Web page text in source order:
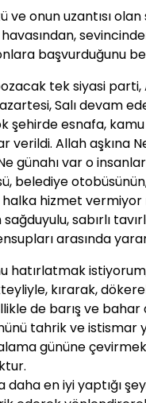
ve onun uzantısı
başvurduğunu
tek siyasi parti,
Salı devam
şehirde esnafa,
verildi. Allah aşkına
günahı var o
belediye
hizmet
sabırlı
arasında
hatırlatmak
kırarak,
de barış ve bahar
tahrik ve istismar
gününe
daha en iyi yaptığı